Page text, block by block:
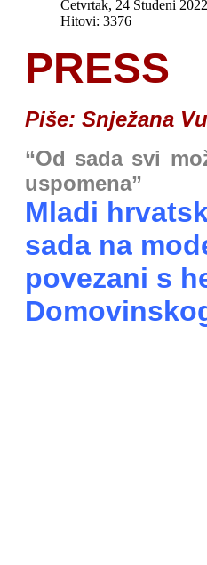
Četvrtak, 24 Studeni
Hitovi: 3376
PRESS
Piše: Snježana
“Od sada svi
uspomena”
Mladi
sada na
povezani s